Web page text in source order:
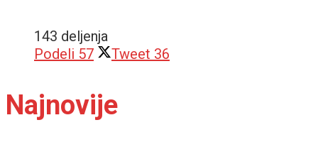
143 deljenja
Podeli 57 Tweet 36
Najnovije